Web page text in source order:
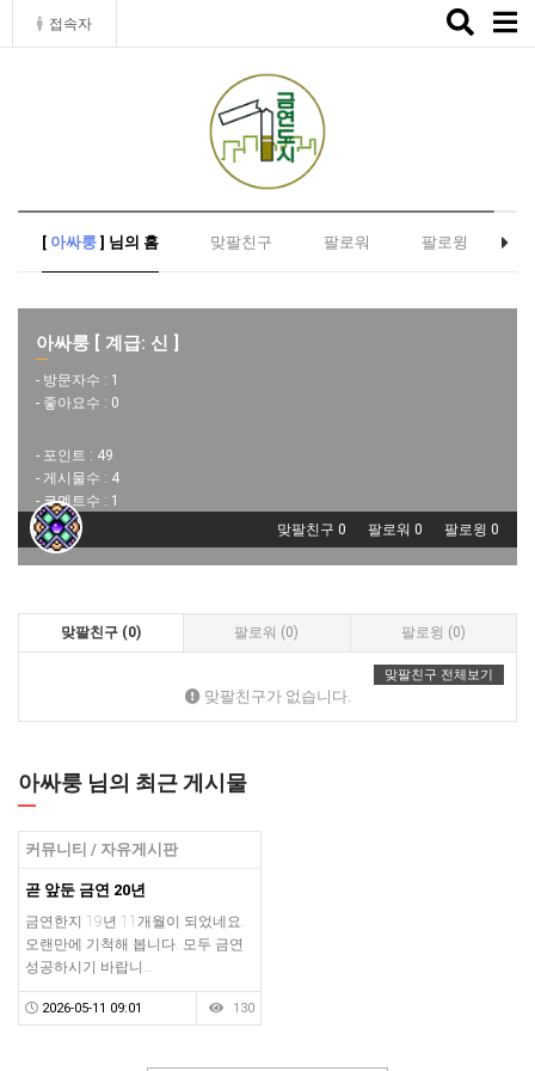
접속자
Toggle
[ 아싸룽 ] 님의 홈 맞팔친구 팔로워 팔로윙
아싸룽 [ 계급: 신 ]
- 방문자수 : 1
- 좋아요수 : 0
- 포인트 : 49
- 게시물수 : 4
- 코멘트수 : 1
맞팔친구 0
팔로워 0 팔로윙 0
맞팔친구 (0) 팔로워 (0) 팔로윙 (0)
맞팔친구 전체보기
맞팔친구가 없습니다.
아싸룽 님의 최근 게시물
커뮤니티 / 자유게시판
곧 앞둔 금연 20년
금연한지 19년 11개월이 되었네요.
오랜만에 기척해 봅니다. 모두 금연
성공하시기 바랍니…
2026-05-11 09:01 130